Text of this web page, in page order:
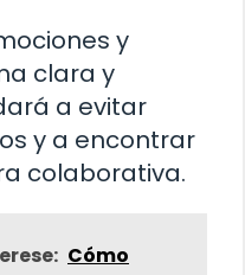
y
clara y
a evitar
y a encontrar
colaborativa.
Cómo